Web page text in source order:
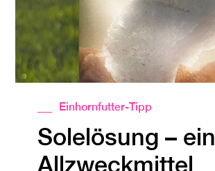
Einhornfutter-Tipp
Solelösung – ein
Allzweckmittel